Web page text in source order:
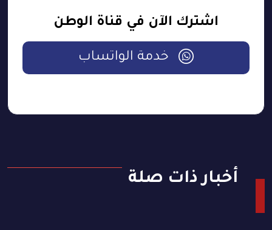
اشترك الآن في قناة الوطن
خدمة الواتساب
أخبار ذات صلة